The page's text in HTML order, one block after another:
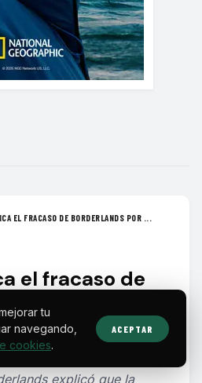
EL FRACASO DE BORDERLANDS POR ...
el fracaso de
su tono
explicó que la
tu
navegando,
cookies.
ACEPTAR